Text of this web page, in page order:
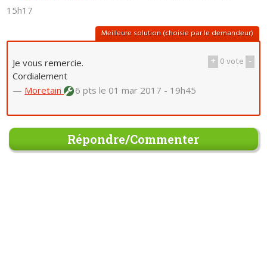
15h17
Meilleure solution (choisie par le demandeur)
+ 0vote -
Je vous remercie.
Cordialement
— Moretain 6 ptsle 01 mar 2017 - 19h45
Répondre/Commenter